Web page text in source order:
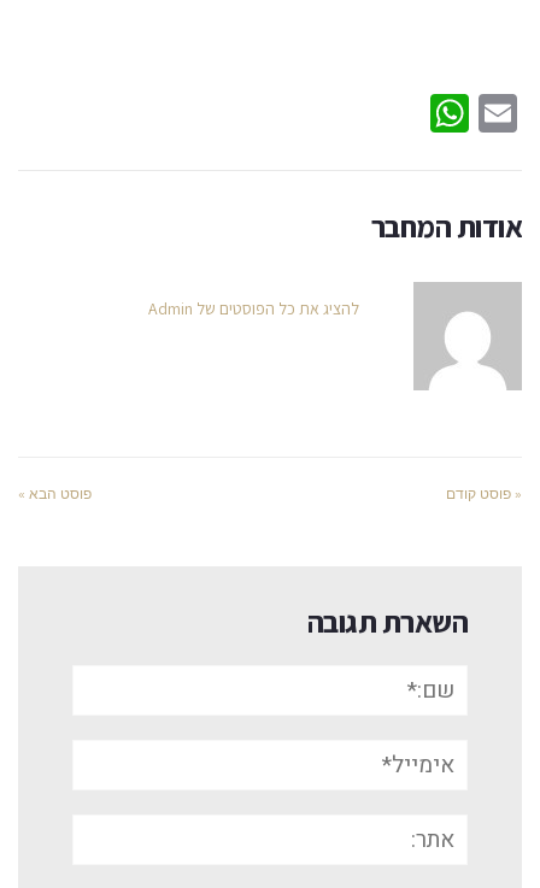
Email
אודות המחבר
להציג את כל הפוסטים של Admin
« פוסט קודם פוסט הבא »
השארת תגובה
אימייל*